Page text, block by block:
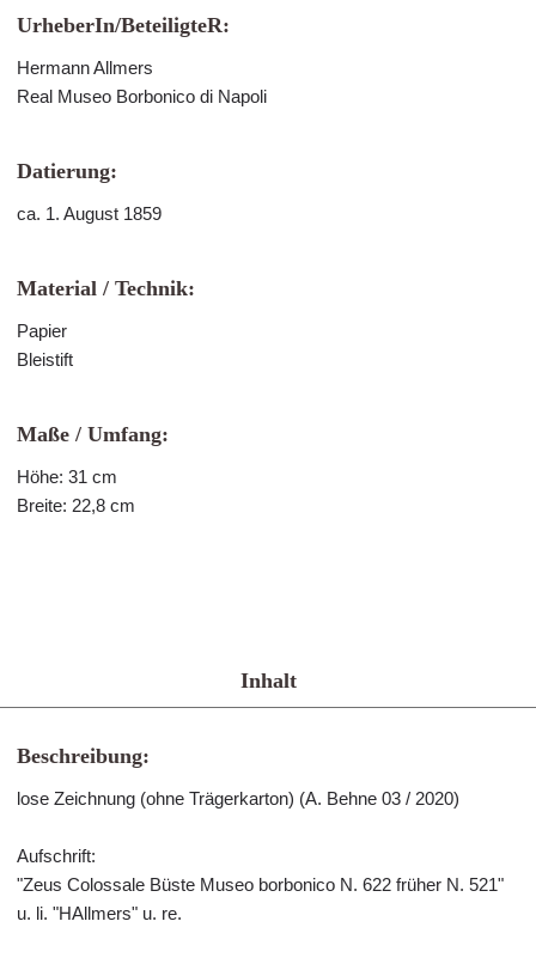
UrheberIn/BeteiligteR:
Hermann Allmers
Real Museo Borbonico di Napoli
Datierung:
ca. 1. August 1859
Material / Technik:
Papier
Bleistift
Maße / Umfang:
Höhe: 31 cm
Breite: 22,8 cm
Inhalt
Beschreibung:
lose Zeichnung (ohne Trägerkarton) (A. Behne 03 / 2020)
Aufschrift:
"Zeus Colossale Büste Museo borbonico N. 622 früher N. 521"
u. li. "HAllmers" u. re.